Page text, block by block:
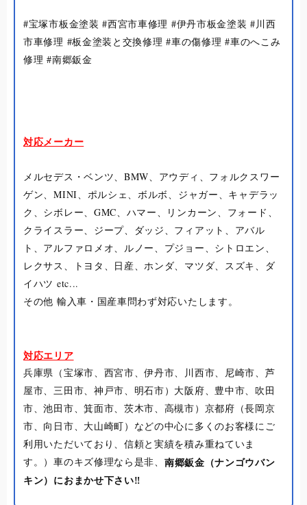
#宝塚市板金塗装 #西宮市車修理 #伊丹市板金塗装 #川西
市車修理 #板金塗装と交換修理 #車の傷修理 #車のへこみ
修理 #南郷鈑金
対応メーカー
メルセデス・ベンツ、BMW、アウディ、フォルクスワー
ゲン、MINI、ポルシェ、ボルボ、ジャガー、キャデラッ
ク、シボレー、GMC、ハマー、リンカーン、フォード、
クライスラー、ジープ、ダッジ、フィアット、アバル
ト、アルファロメオ、ルノー、プジョー、シトロエン、
レクサス、トヨタ、日産、ホンダ、マツダ、スズキ、ダ
イハツ etc...
その他 輸入車・国産車問わず対応いたします。
対応エリア
兵庫県（宝塚市、西宮市、伊丹市、川西市、尼崎市、芦
屋市、三田市、神戸市、明石市）大阪府、豊中市、吹田
市、池田市、箕面市、茨木市、高槻市）京都府（長岡京
市、向日市、大山崎町）などの中心に多くのお客様にご
利用いただいており、信頼と実績を積み重ねていま
す。）車のキズ修理なら是非、 南郷鈑金（ナンゴウバン
キン）におまかせ下さい‼︎